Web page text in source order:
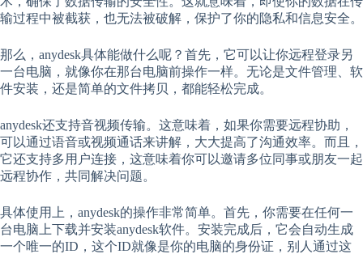
输过程中被截获，也无法被破解，保护了你的隐私和信息安全。
那么，anydesk具体能做什么呢？首先，它可以让你远程登录另
一台电脑，就像你在那台电脑前操作一样。无论是文件管理、软
件安装，还是简单的文件拷贝，都能轻松完成。
anydesk还支持音视频传输。这意味着，如果你需要远程协助，
可以通过语音或视频通话来讲解，大大提高了沟通效率。而且，
它还支持多用户连接，这意味着你可以邀请多位同事或朋友一起
远程协作，共同解决问题。
具体使用上，anydesk的操作非常简单。首先，你需要在任何一
台电脑上下载并安装anydesk软件。安装完成后，它会自动生成
一个唯一的ID，这个ID就像是你的电脑的身份证，别人通过这